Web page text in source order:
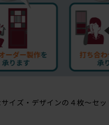
イズ・デザインの４枚～セッ